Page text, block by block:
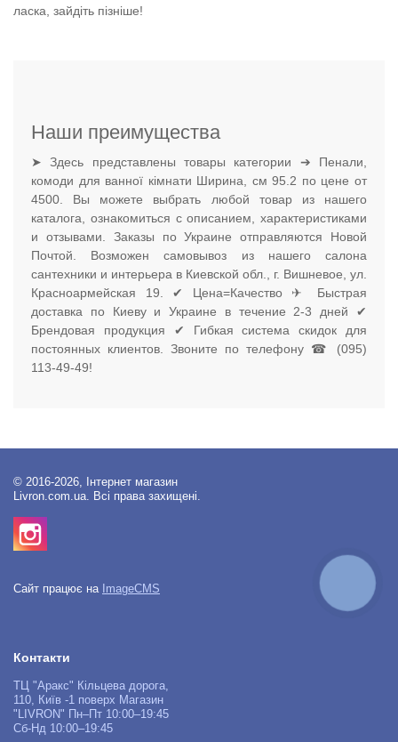
ласка, зайдіть пізніше!
Наши преимущества
➤ Здесь представлены товары категории ➔ Пенали,
комоди для ванної кімнати Ширина, см 95.2 по цене от
4500. Вы можете выбрать любой товар из нашего
каталога, ознакомиться с описанием, характеристиками
и отзывами. Заказы по Украине отправляются Новой
Почтой. Возможен самовывоз из нашего салона
сантехники и интерьера в Киевской обл., г. Вишневое, ул.
Красноармейская 19. ✔ Цена=Качество ✈ Быстрая
доставка по Киеву и Украине в течение 2-3 дней ✔
Брендовая продукция ✔ Гибкая система скидок для
постоянных клиентов. Звоните по телефону ☎ (095)
113-49-49!
© 2016-2026, Інтернет магазин
Livron.com.ua. Всі права захищені.
Сайт працює на ImageCMS
Контакти
ТЦ "Аракс" Кільцева дорога,
110, Київ -1 поверх Магазин
"LIVRON" Пн–Пт 10:00–19:45
Сб-Нд 10:00–19:45